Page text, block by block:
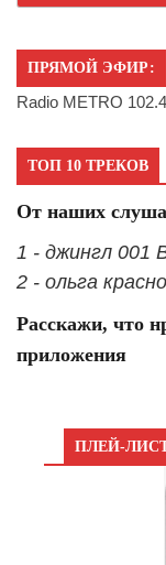
ПРЯМОЙ ЭФИР:
Radio METRO
ТОП 10 ТРЕКОВ
От наших
1 - джингл 001
2 - ольга
Расскажи, что
приложения
ПЛЕЙ-